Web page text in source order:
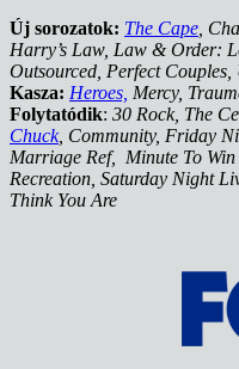
Új sorozatok: The Cape ,
Harry’s Law, Law & Order:
Outsourced, Perfect
Kasza: Heroes, Mercy,
Folytatódik: 30 Rock, The
Chuck, Community, Friday
Marriage Ref, Minute To
Recreation, Saturday Night
Think You Are